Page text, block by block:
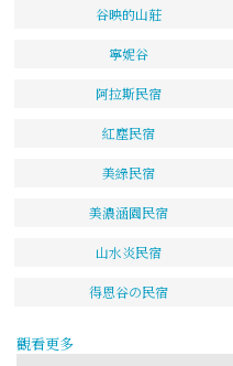
谷映的山莊
寧妮谷
阿拉斯民宿
紅塵民宿
美綠民宿
美濃涵園民宿
山水炎民宿
得恩谷の民宿
觀看更多